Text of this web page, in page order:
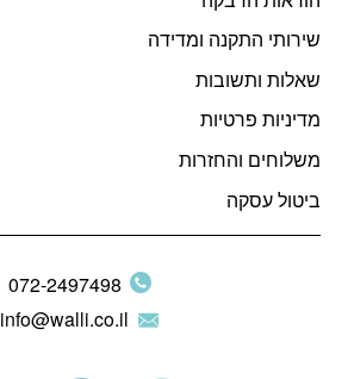
שירותי התקנה ומדידה
שאלות ותשובות
מדיניות פרטיות
משלוחים והחזרות
ביטול עסקה
072-2497498
info@walli.co.il